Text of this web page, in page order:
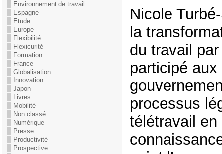
Environnement de travail
Espagne
Etude
Europe
Flexibilité
Flexicurité
Formation
France
Globalisation
Innovation
Japon
Livres
Mobilité
Non classé
Numérique
Presse
Productivité
Prospective
Nicole
la
du travail
participé
processus
télétravail